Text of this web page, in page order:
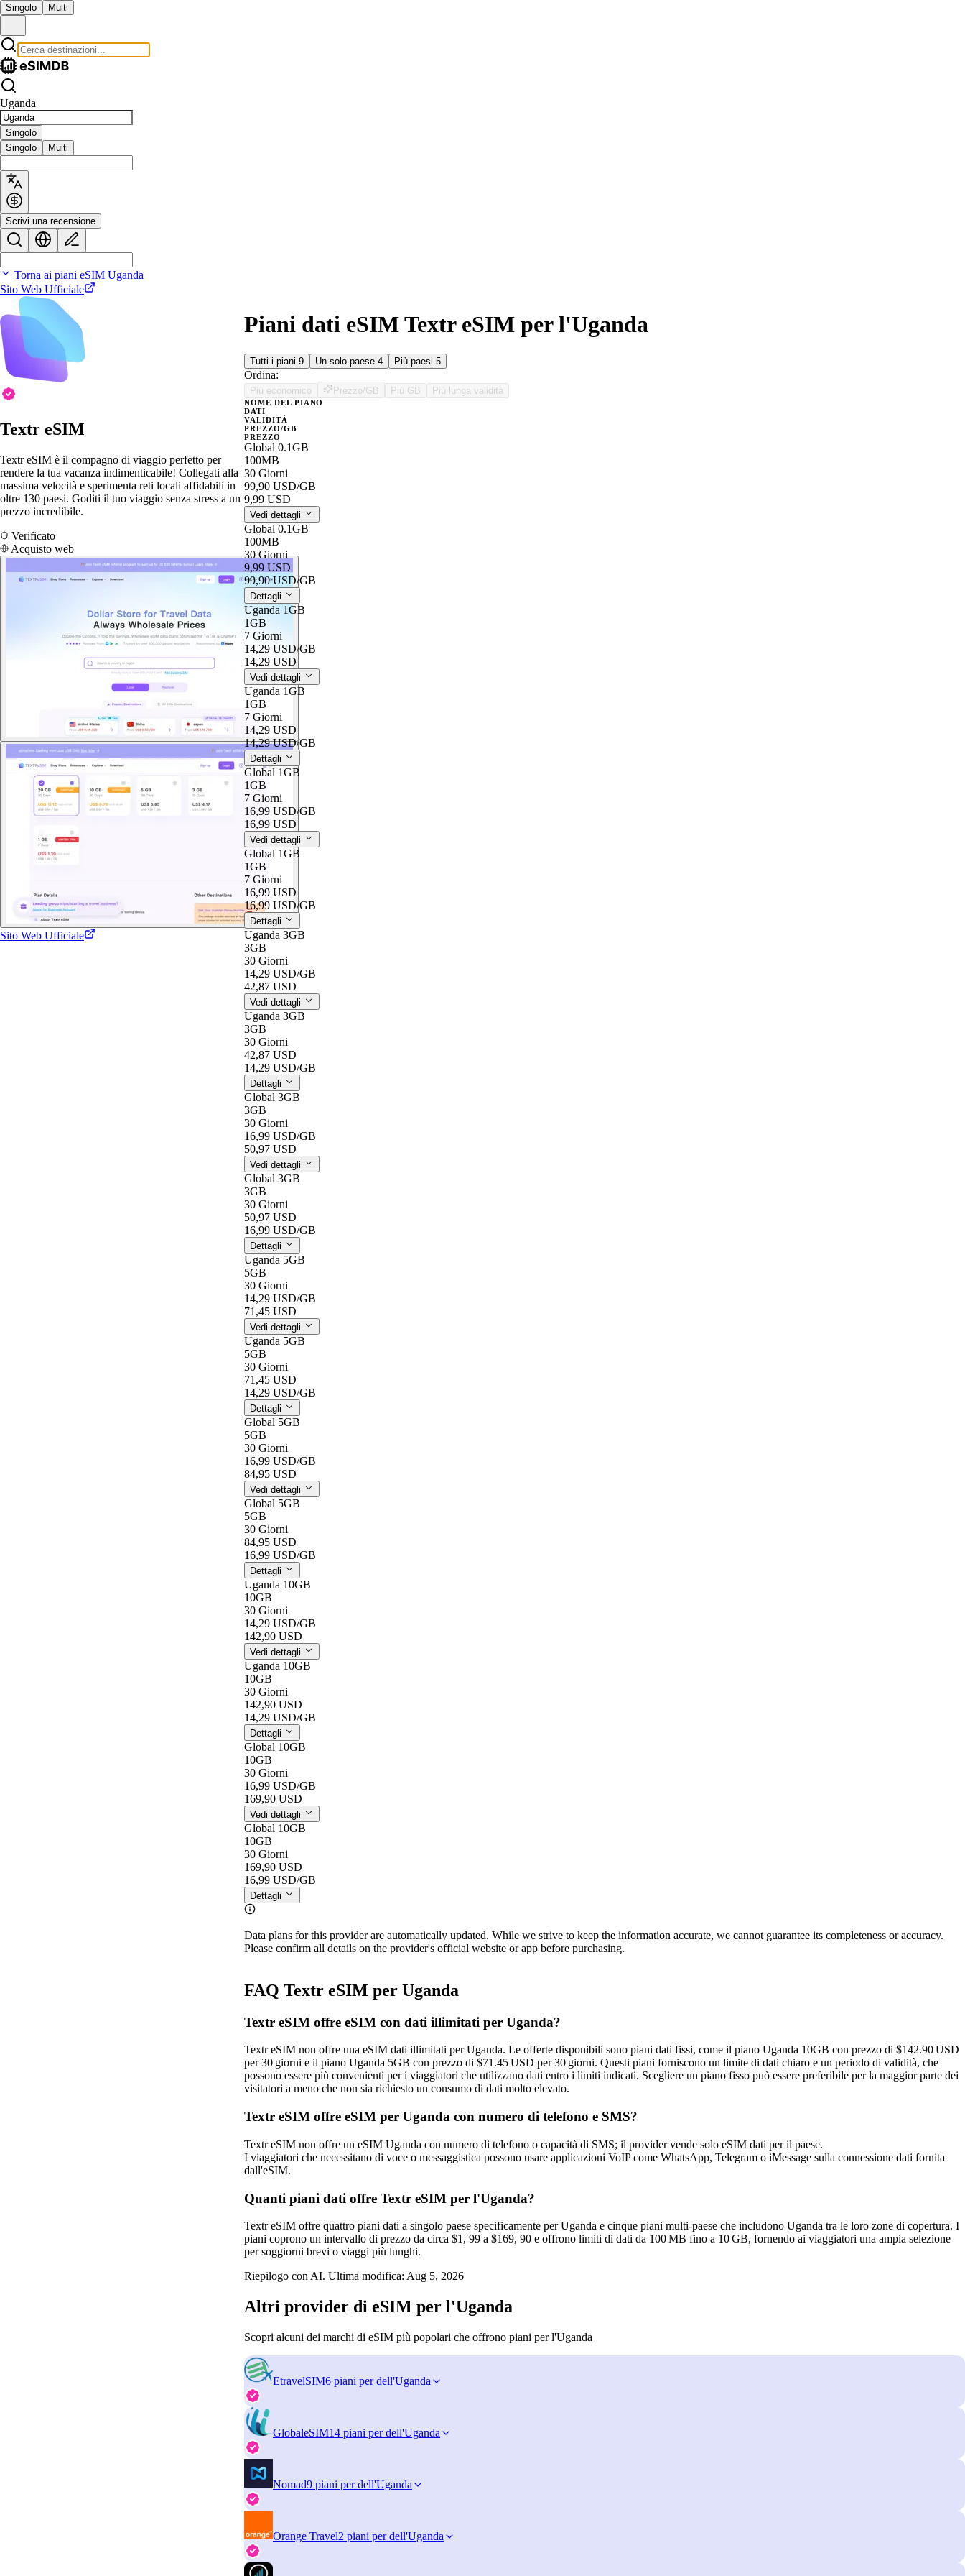
Singolo Multi
Uganda
Singolo
Singolo
Multi
Scrivi una recensione
Torna ai piani eSIM Uganda
Sito Web Ufficiale
Textr eSIM
Textr eSIM è il compagno di viaggio perfetto per
rendere la tua vacanza indimenticabile! Collegati alla
massima velocità e sperimenta reti locali affidabili in
oltre 130 paesi. Goditi il tuo viaggio senza stress a un
prezzo incredibile.
Verificato
Acquisto web
Sito Web Ufficiale
Piani dati eSIM Textr eSIM per l'Uganda
Tutti i piani 9 Un solo paese 4 Più paesi 5
Ordina:
Più economico Prezzo/GB Più GB Più lunga validità
NOME DEL PIANO
DATI
VALIDITÀ
PREZZO/GB
PREZZO
Global 0.1GB
100MB
30 Giorni
99,90 USD/GB
9,99 USD
Vedi dettagli
Global 0.1GB
100MB
30 Giorni
9,99 USD
99,90 USD/GB
Dettagli
Uganda 1GB
1GB
7 Giorni
14,29 USD/GB
14,29 USD
Vedi dettagli
Uganda 1GB
1GB
7 Giorni
14,29 USD
14,29 USD/GB
Dettagli
Global 1GB
1GB
7 Giorni
16,99 USD/GB
16,99 USD
Vedi dettagli
Global 1GB
1GB
7 Giorni
16,99 USD
16,99 USD/GB
Dettagli
Uganda 3GB
3GB
30 Giorni
14,29 USD/GB
42,87 USD
Vedi dettagli
Uganda 3GB
3GB
30 Giorni
42,87 USD
14,29 USD/GB
Dettagli
Global 3GB
3GB
30 Giorni
16,99 USD/GB
50,97 USD
Vedi dettagli
Global 3GB
3GB
30 Giorni
50,97 USD
16,99 USD/GB
Dettagli
Uganda 5GB
5GB
30 Giorni
14,29 USD/GB
71,45 USD
Vedi dettagli
Uganda 5GB
5GB
30 Giorni
71,45 USD
14,29 USD/GB
Dettagli
Global 5GB
5GB
30 Giorni
16,99 USD/GB
84,95 USD
Vedi dettagli
Global 5GB
5GB
30 Giorni
84,95 USD
16,99 USD/GB
Dettagli
Uganda 10GB
10GB
30 Giorni
14,29 USD/GB
142,90 USD
Vedi dettagli
Uganda 10GB
10GB
30 Giorni
142,90 USD
14,29 USD/GB
Dettagli
Global 10GB
10GB
30 Giorni
16,99 USD/GB
169,90 USD
Vedi dettagli
Global 10GB
10GB
30 Giorni
169,90 USD
16,99 USD/GB
Dettagli
Data plans for this provider are automatically updated. While we strive to keep the information accurate, we cannot guarantee its completeness or accuracy.
Please confirm all details on the provider's official website or app before purchasing.
FAQ Textr eSIM per Uganda
Textr eSIM offre eSIM con dati illimitati per Uganda?
Textr eSIM non offre una eSIM dati illimitati per Uganda. Le offerte disponibili sono piani dati fissi, come il piano Uganda 10GB con prezzo di $142.90 USD
per 30 giorni e il piano Uganda 5GB con prezzo di $71.45 USD per 30 giorni. Questi piani forniscono un limite di dati chiaro e un periodo di validità, che
possono essere più convenienti per i viaggiatori che utilizzano dati entro i limiti indicati. Scegliere un piano fisso può essere preferibile per la maggior parte dei
visitatori a meno che non sia richiesto un consumo di dati molto elevato.
Textr eSIM offre eSIM per Uganda con numero di telefono e SMS?
Textr eSIM non offre un eSIM Uganda con numero di telefono o capacità di SMS; il provider vende solo eSIM dati per il paese.
I viaggiatori che necessitano di voce o messaggistica possono usare applicazioni VoIP come WhatsApp, Telegram o iMessage sulla connessione dati fornita
dall'eSIM.
Quanti piani dati offre Textr eSIM per l'Uganda?
Textr eSIM offre quattro piani dati a singolo paese specificamente per Uganda e cinque piani multi‑paese che includono Uganda tra le loro zone di copertura. I
piani coprono un intervallo di prezzo da circa $1, 99 a $169, 90 e offrono limiti di dati da 100 MB fino a 10 GB, fornendo ai viaggiatori una ampia selezione
per soggiorni brevi o viaggi più lunghi.
Riepilogo con AI. Ultima modifica: Aug 5, 2026
Altri provider di eSIM per l'Uganda
Scopri alcuni dei marchi di eSIM più popolari che offrono piani per l'Uganda
EtravelSIM6 piani per dell'Uganda
GlobaleSIM14 piani per dell'Uganda
Nomad9 piani per dell'Uganda
Orange Travel2 piani per dell'Uganda